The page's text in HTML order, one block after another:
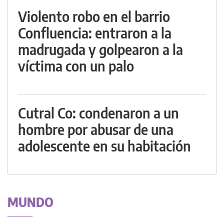
Violento robo en el barrio
Confluencia: entraron a la
madrugada y golpearon a la
víctima con un palo
Cutral Co: condenaron a un
hombre por abusar de una
adolescente en su habitación
MUNDO